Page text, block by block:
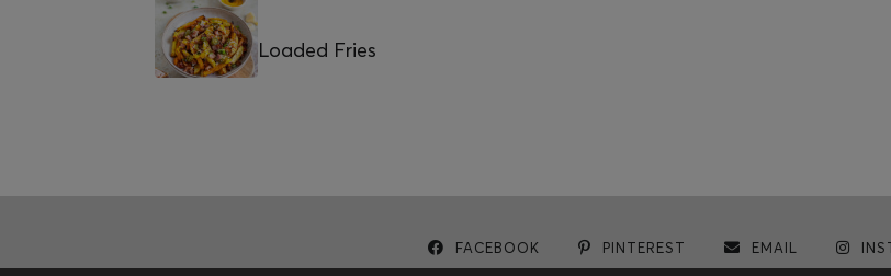
Loaded Fries
FACEBOOK PINTEREST EMAIL